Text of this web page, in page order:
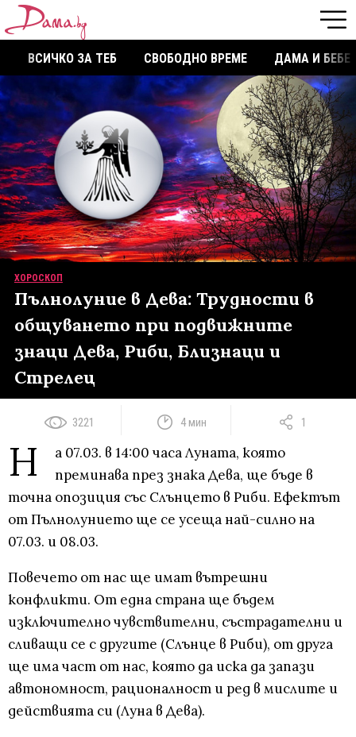
ВСИЧКО ЗА ТЕБ СВОБОДНО ВРЕМЕ ДАМА И БЕБЕ
ХОРОСКОП
Пълнолуние в Дева: Трудности в
общуването при подвижните
знаци Дева, Риби, Близнаци и
Стрелец
3221 4 мин 1
Н
а 07.03. в 14:00 часа Луната, която
преминава през знака Дева, ще бъде в
точна опозиция със Слънцето в Риби. Ефектът
от Пълнолунието ще се усеща най-силно на
07.03. и 08.03.
Повечето от нас ще имат вътрешни
конфликти. От една страна ще бъдем
изключително чувствителни, състрадателни и
сливащи се с другите (Слънце в Риби), от друга
ще има част от нас, която да иска да запази
автономност, рационалност и ред в мислите и
действията си (Луна в Дева).